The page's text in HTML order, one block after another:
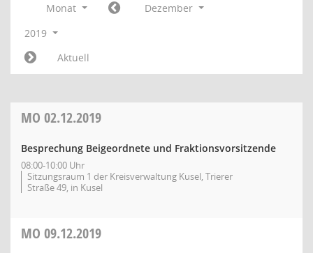
Monat
Dezember
2019
Aktuell
MO 02.12.2019
Besprechung Beigeordnete und Fraktionsvorsitzende
08:00-10:00 Uhr
Sitzungsraum 1 der Kreisverwaltung Kusel, Trierer
Straße 49, in Kusel
MO 09.12.2019